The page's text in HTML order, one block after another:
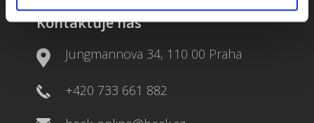
Kontaktuje nás
Jungmannova 34, 110 00 Praha
+420 733 661 882